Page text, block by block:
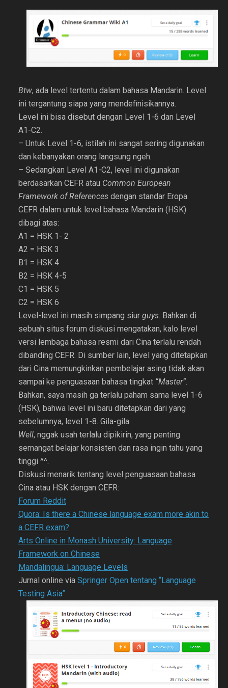
Btw, ada level tertentu dalam bahasa Mandarin. Level
ini tergantung siapa yang mendefinisikannya.
Level ini bisa disebut dengan Level 1-6 dan Level
A1-C2.
– Untuk Level 1-6, istilah ini sangat sering digunakan
dan kebanyakan orang langsung ngeh.
– Sedangkan Level A1-C2, level ini digunakan
berdasarkan CEFR atau Common European
Framework of References dengan standar Eropa.
CEFR dalam untuk level bahasa Mandarin (HSK)
dibagi atas:
A1 = HSK 1- 2
A2 = HSK 3
B1 = HSK 4
B2 = HSK 4-5
C1 = HSK 5
C2 = HSK 6
Level-level ini masih simpang siur guys. Bahkan di
sebuah situs forum diskusi mengatakan, kalo level
versi lembaga bahasa resmi dari Cina terlalu rendah
dibanding CEFR. Di sumber lain, level yang ditetapkan
dari Cina memungkinkan pembelajar asing tidak akan
sampai ke penguasaan bahasa tingkat “Master”.
Bahkan, saya masih ga terlalu paham sama level 1-6
(HSK), bahwa level ini baru ditetapkan dari yang
sebelumnya, level 1-8. Gila-gila.
Well, nggak usah terlalu dipikirin, yang penting
semangat belajar konsisten dan rasa ingin tahu yang
tinggi ^^.
Diskusi menarik tentang level penguasaan bahasa
Cina atau HSK dengan CEFR:
Forum Reddit
Quora: Is there a Chinese language exam more akin to
a CEFR exam?
Arts Online in Monash University: Language
Framework on Chinese
Mandalingua: Language Levels
Jurnal online via Springer Open tentang “Language
Testing Asia”